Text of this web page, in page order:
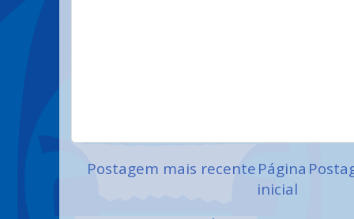
Postagem mais recentePágina
inicial